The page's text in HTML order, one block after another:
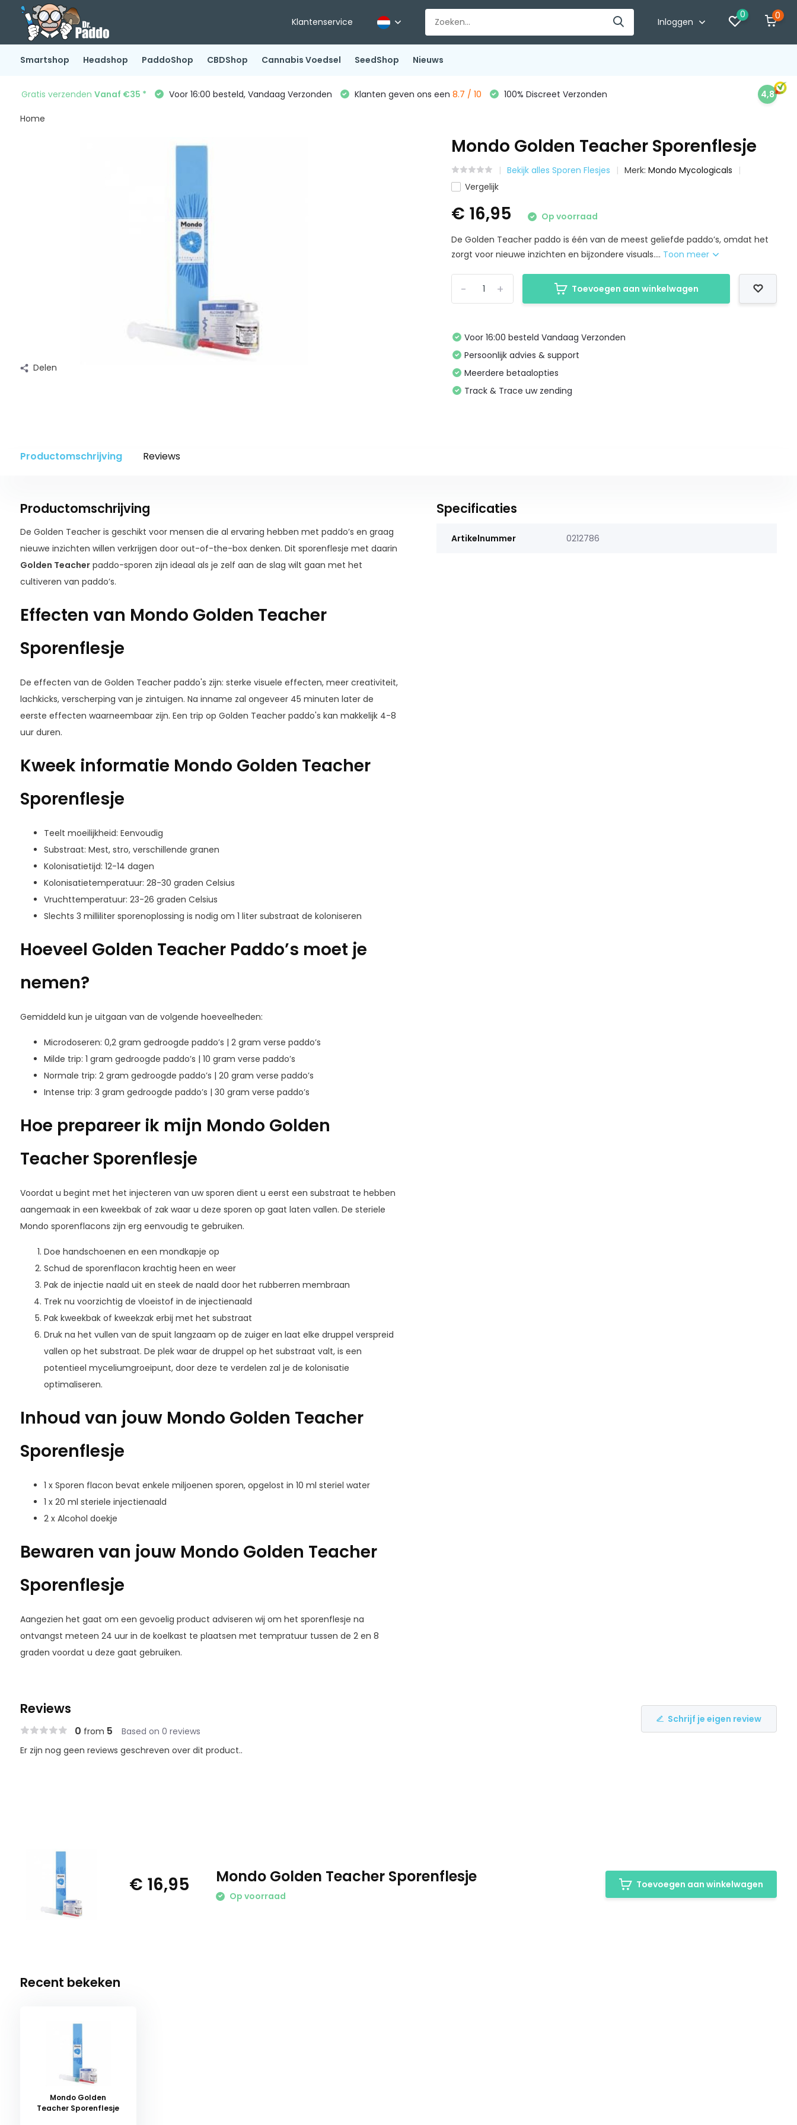
Klantenservice Inloggen
0 0
Smartshop Headshop PaddoShop CBDShop Cannabis Voedsel SeedShop Nieuws
Gratis verzenden Vanaf €35 * Voor 16:00 besteld, Vandaag Verzonden Klanten geven ons een 8.7 / 10 100% Discreet Verzonden 4,8
Home
Delen
Mondo Golden Teacher Sporenflesje
Bekijk alles Sporen Flesjes Merk:Mondo Mycologicals
Vergelijk
€ 16,95
Op voorraad
De Golden Teacher paddo is één van de meest geliefde paddo’s, omdat het
zorgt voor nieuwe inzichten en bijzondere visuals.... Toon meer
+
- Toevoegen aan winkelwagen
Voor 16:00 besteld Vandaag Verzonden
Persoonlijk advies & support
Meerdere betaalopties
Track & Trace uw zending
Productomschrijving Reviews
Productomschrijving
De Golden Teacher is geschikt voor mensen die al ervaring hebben met paddo’s en graag
nieuwe inzichten willen verkrijgen door out-of-the-box denken. Dit sporenflesje met daarin
Golden Teacherpaddo-sporen zijn ideaal als je zelf aan de slag wilt gaan met het
cultiveren van paddo’s.
Effecten van Mondo Golden Teacher
Sporenflesje
De effecten van de Golden Teacher paddo's zijn: sterke visuele effecten, meer creativiteit,
lachkicks, verscherping van je zintuigen. Na inname zal ongeveer 45 minuten later de
eerste effecten waarneembaar zijn. Een trip op Golden Teacher paddo's kan makkelijk 4-8
uur duren.
Kweek informatie Mondo Golden Teacher
Sporenflesje
Teelt moeilijkheid: Eenvoudig
Substraat: Mest, stro, verschillende granen
Kolonisatietijd: 12-14 dagen
Kolonisatietemperatuur: 28-30 graden Celsius
Vruchttemperatuur: 23-26 graden Celsius
Slechts 3 milliliter sporenoplossing is nodig om 1 liter substraat de koloniseren
Hoeveel Golden Teacher Paddo’s moet je
nemen?
Gemiddeld kun je uitgaan van de volgende hoeveelheden:
Microdoseren: 0,2 gram gedroogde paddo’s | 2 gram verse paddo’s
Milde trip: 1 gram gedroogde paddo’s | 10 gram verse paddo’s
Normale trip: 2 gram gedroogde paddo’s | 20 gram verse paddo’s
Intense trip: 3 gram gedroogde paddo’s | 30 gram verse paddo’s
Hoe prepareer ik mijn Mondo Golden
Teacher Sporenflesje
Voordat u begint met het injecteren van uw sporen dient u eerst een substraat te hebben
aangemaak in een kweekbak of zak waar u deze sporen op gaat laten vallen. De steriele
Mondo sporenflacons zijn erg eenvoudig te gebruiken.
Doe handschoenen en een mondkapje op
Schud de sporenflacon krachtig heen en weer
Pak de injectie naald uit en steek de naald door het rubberren membraan
Trek nu voorzichtig de vloeistof in de injectienaald
Pak kweekbak of kweekzak erbij met het substraat
Druk na het vullen van de spuit langzaam op de zuiger en laat elke druppel verspreid
vallen op het substraat. De plek waar de druppel op het substraat valt, is een
potentieel myceliumgroeipunt, door deze te verdelen zal je de kolonisatie
optimaliseren.
Inhoud van jouw Mondo Golden Teacher
Sporenflesje
1 x Sporen flacon bevat enkele miljoenen sporen, opgelost in 10 ml steriel water
1 x 20 ml steriele injectienaald
2 x Alcohol doekje
Bewaren van jouw Mondo Golden Teacher
Sporenflesje
Aangezien het gaat om een gevoelig product adviseren wij om het sporenflesje na
ontvangst meteen 24 uur in de koelkast te plaatsen met tempratuur tussen de 2 en 8
graden voordat u deze gaat gebruiken.
Specificaties
Artikelnummer 0212786
Reviews
0 from 5 Based on 0 reviews
Schrijf je eigen review
Er zijn nog geen reviews geschreven over dit product..
€ 16,95 Mondo Golden Teacher Sporenflesje
Op voorraad
Toevoegen aan winkelwagen
Recent bekeken
Mondo Golden
Teacher Sporenflesje